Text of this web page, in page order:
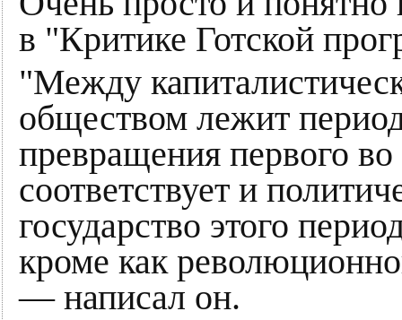
в "Критике Готской
"Между
обществом лежит
превращения первого
соответствует и
государство этого
кроме как
— написал он.